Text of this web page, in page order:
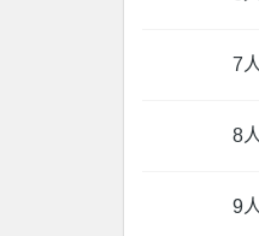
7
8
9